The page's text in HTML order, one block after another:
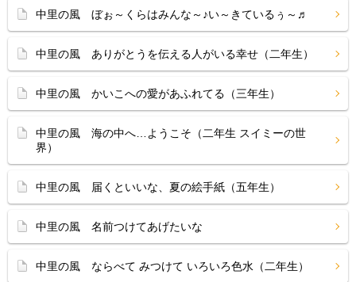
中里の風 ぼぉ～くらはみんな～♪い～きているぅ～♬
中里の風 ありがとうを伝える人がいる幸せ（二年生）
中里の風 かいこへの愛があふれてる（三年生）
中里の風 海の中へ…ようこそ（二年生 スイミーの世
界）
中里の風 届くといいな、夏の絵手紙（五年生）
中里の風 名前つけてあげたいな
中里の風 ならべて みつけて いろいろ色水（二年生）